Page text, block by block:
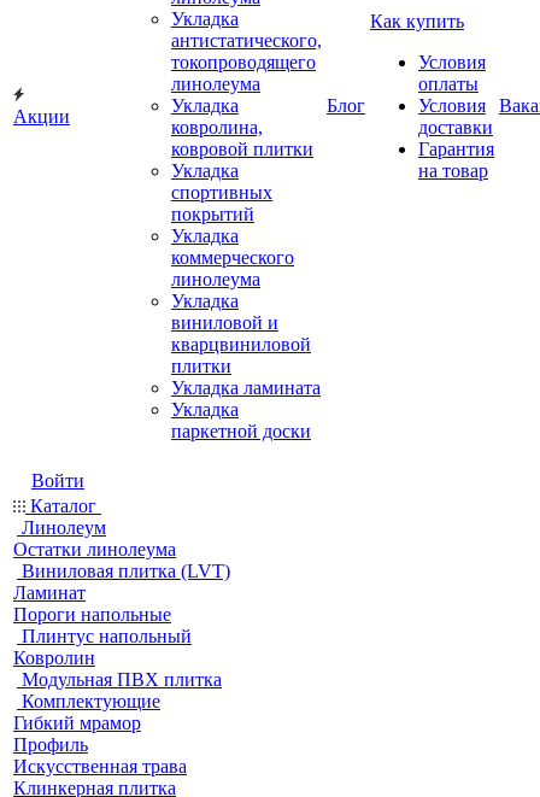
Акции
Укладка
антистатического,
токопроводящего
линолеума
Укладка
ковролина,
ковровой плитки
Укладка
спортивных
покрытий
Укладка
коммерческого
линолеума
Укладка
виниловой и
кварцвиниловой
плитки
Укладка ламината
Укладка
паркетной доски
Блог
Как купить
Условия
оплаты
Условия
доставки
Гарантия
на товар
Войти
Каталог
Линолеум
Остатки линолеума
Виниловая плитка (LVT)
Ламинат
Пороги напольные
Плинтус напольный
Ковролин
Модульная ПВХ плитка
Комплектующие
Гибкий мрамор
Профиль
Искусственная трава
Клинкерная плитка